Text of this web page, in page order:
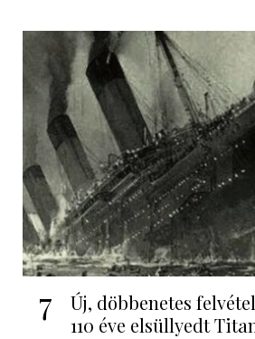
7
Új, döbbenetes
110 éve elsüllyedt